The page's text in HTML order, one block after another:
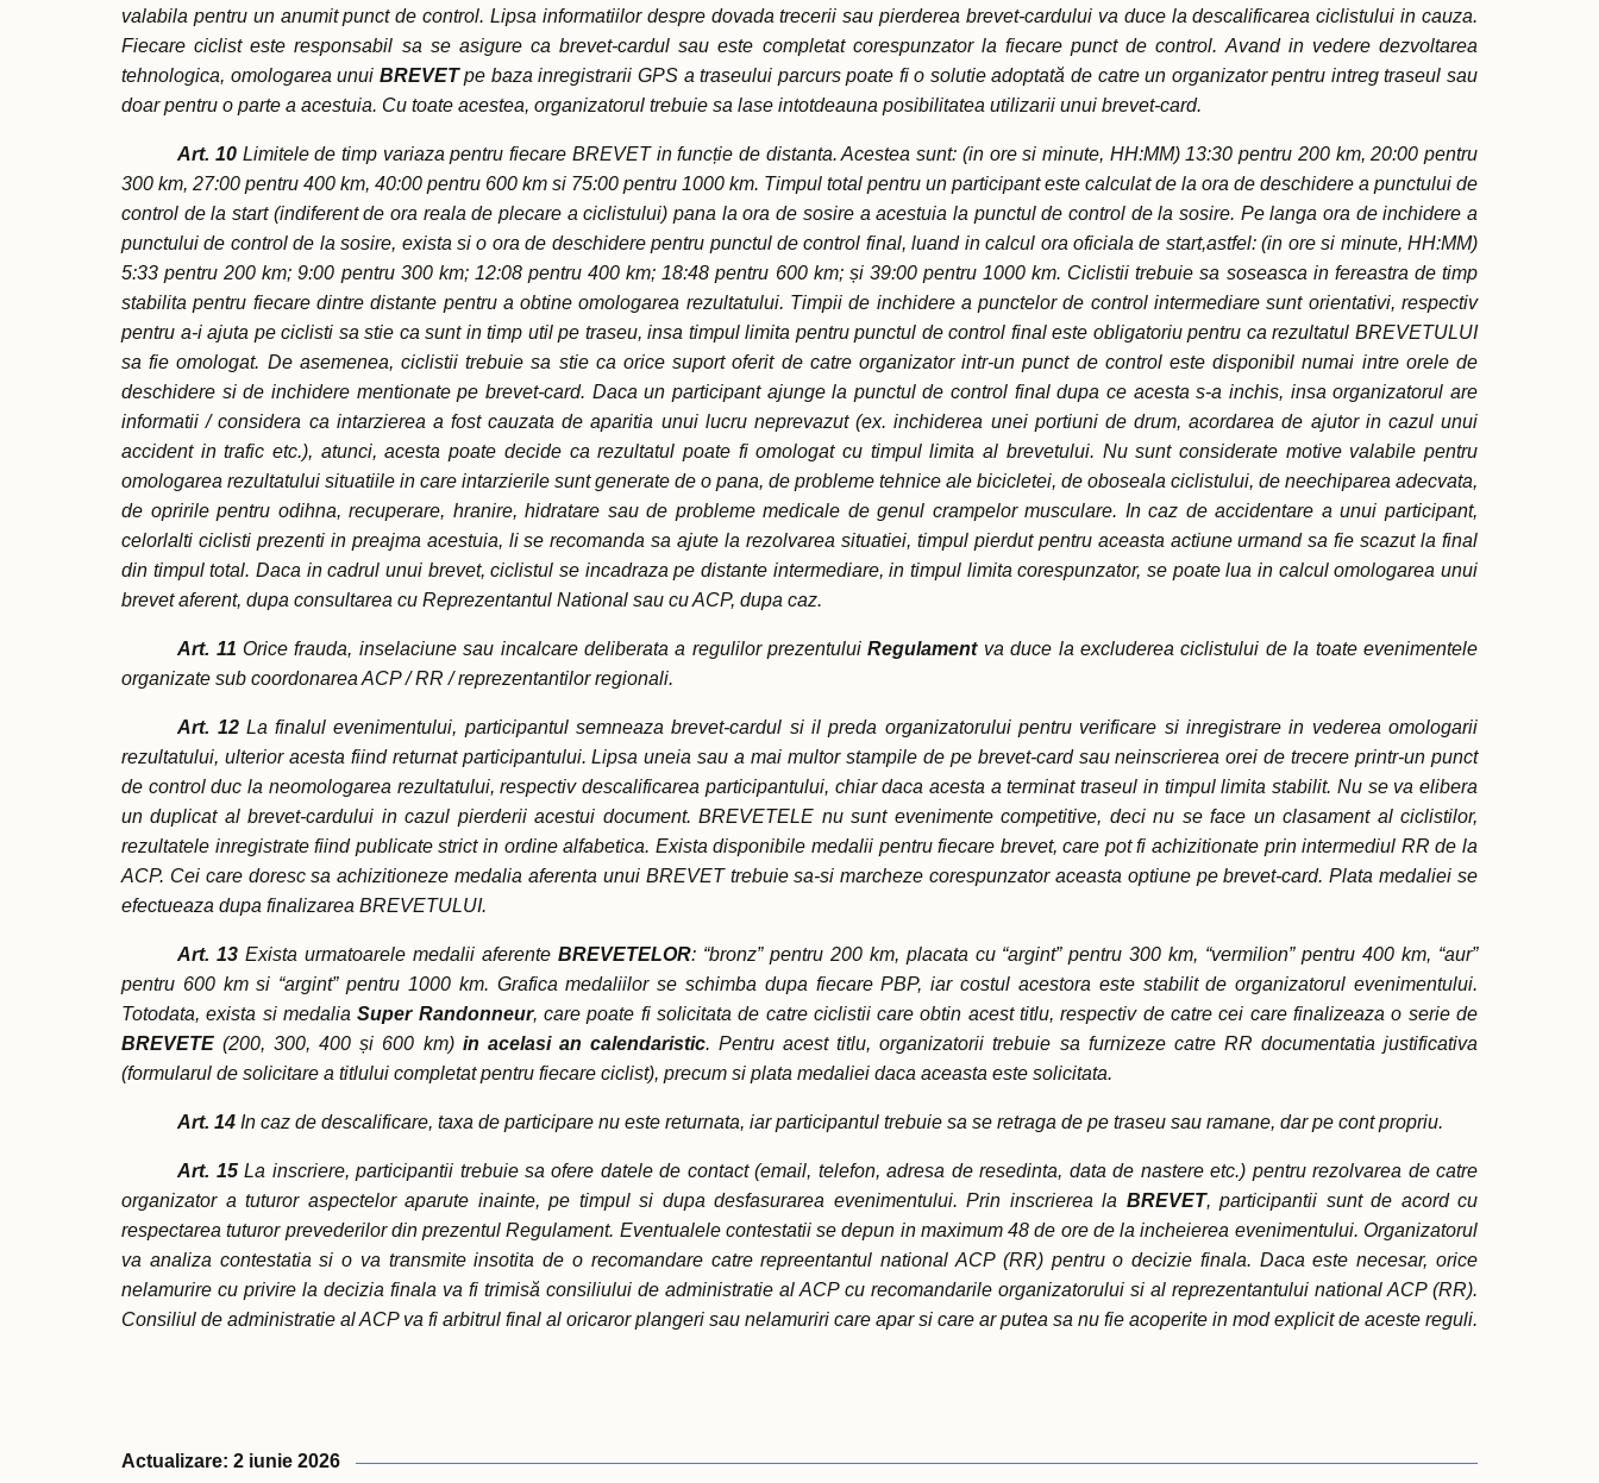
valabila pentru un anumit punct de control. Lipsa informatiilor despre dovada trecerii sau pierderea brevet-cardului va duce la descalificarea ciclistului in cauza.
Fiecare ciclist este responsabil sa se asigure ca brevet-cardul sau este completat corespunzator la fiecare punct de control. Avand in vedere dezvoltarea
tehnologica, omologarea unui BREVETpe baza inregistrarii GPS a traseului parcurs poate fi o solutie adoptată de catre un organizator pentru intreg traseul sau
doar pentru o parte a acestuia. Cu toate acestea, organizatorul trebuie sa lase intotdeauna posibilitatea utilizarii unui brevet-card.
Art. 10 Limitele de timp variaza pentru fiecare BREVET in funcție de distanta. Acestea sunt: (in ore si minute, HH:MM) 13:30 pentru 200 km, 20:00 pentru
300 km, 27:00 pentru 400 km, 40:00 pentru 600 km si 75:00 pentru 1000 km. Timpul total pentru un participant este calculat de la ora de deschidere a punctului de
control de la start (indiferent de ora reala de plecare a ciclistului) pana la ora de sosire a acestuia la punctul de control de la sosire. Pe langa ora de inchidere a
punctului de control de la sosire, exista si o ora de deschidere pentru punctul de control final, luand in calcul ora oficiala de start,astfel: (in ore si minute, HH:MM)
5:33 pentru 200 km; 9:00 pentru 300 km; 12:08 pentru 400 km; 18:48 pentru 600 km; și 39:00 pentru 1000 km. Ciclistii trebuie sa soseasca in fereastra de timp
stabilita pentru fiecare dintre distante pentru a obtine omologarea rezultatului. Timpii de inchidere a punctelor de control intermediare sunt orientativi, respectiv
pentru a-i ajuta pe ciclisti sa stie ca sunt in timp util pe traseu, insa timpul limita pentru punctul de control final este obligatoriu pentru ca rezultatul BREVETULUI
sa fie omologat. De asemenea, ciclistii trebuie sa stie ca orice suport oferit de catre organizator intr-un punct de control este disponibil numai intre orele de
deschidere si de inchidere mentionate pe brevet-card. Daca un participant ajunge la punctul de control final dupa ce acesta s-a inchis, insa organizatorul are
informatii / considera ca intarzierea a fost cauzata de aparitia unui lucru neprevazut (ex. inchiderea unei portiuni de drum, acordarea de ajutor in cazul unui
accident in trafic etc.), atunci, acesta poate decide ca rezultatul poate fi omologat cu timpul limita al brevetului. Nu sunt considerate motive valabile pentru
omologarea rezultatului situatiile in care intarzierile sunt generate de o pana, de probleme tehnice ale bicicletei, de oboseala ciclistului, de neechiparea adecvata,
de opririle pentru odihna, recuperare, hranire, hidratare sau de probleme medicale de genul crampelor musculare. In caz de accidentare a unui participant,
celorlalti ciclisti prezenti in preajma acestuia, li se recomanda sa ajute la rezolvarea situatiei, timpul pierdut pentru aceasta actiune urmand sa fie scazut la final
din timpul total. Daca in cadrul unui brevet, ciclistul se incadraza pe distante intermediare, in timpul limita corespunzator, se poate lua in calcul omologarea unui
brevet aferent, dupa consultarea cu Reprezentantul National sau cu ACP, dupa caz.
Art. 11 Orice frauda, inselaciune sau incalcare deliberata a regulilor prezentuluiRegulamentva duce la excluderea ciclistului de la toate evenimentele
organizate sub coordonarea ACP / RR / reprezentantilor regionali.
Art. 12La finalul evenimentului, participantul semneaza brevet-cardul si il preda organizatorului pentru verificare si inregistrare in vederea omologarii
rezultatului, ulterior acesta fiind returnat participantului. Lipsa uneia sau a mai multor stampile de pe brevet-card sau neinscrierea orei de trecere printr-un punct
de control duc la neomologarea rezultatului, respectiv descalificarea participantului, chiar daca acesta a terminat traseul in timpul limita stabilit. Nu se va elibera
un duplicat al brevet-cardului in cazul pierderii acestui document. BREVETELE nu sunt evenimente competitive, deci nu se face un clasament al ciclistilor,
rezultatele inregistrate fiind publicate strict in ordine alfabetica. Exista disponibile medalii pentru fiecare brevet, care pot fi achizitionate prin intermediul RR de la
ACP. Cei care doresc sa achizitioneze medalia aferenta unui BREVET trebuie sa-si marcheze corespunzator aceasta optiune pe brevet-card. Plata medaliei se
efectueaza dupa finalizarea BREVETULUI.
Art. 13Exista urmatoarele medalii aferente BREVETELOR: “bronz” pentru 200 km, placata cu “argint” pentru 300 km, “vermilion” pentru 400 km, “aur”
pentru 600 km si “argint” pentru 1000 km. Grafica medaliilor se schimba dupa fiecare PBP, iar costul acestora este stabilit de organizatorul evenimentului.
Totodata, exista si medaliaSuper Randonneur, care poate fi solicitata de catre ciclistii care obtin acest titlu, respectiv de catre cei care finalizeaza o serie de
BREVETE (200, 300, 400 și 600 km) in acelasi an calendaristic. Pentru acest titlu, organizatorii trebuie sa furnizeze catre RR documentatia justificativa
(formularul de solicitare a titlului completat pentru fiecare ciclist), precum si plata medaliei daca aceasta este solicitata.
Art. 14 In caz de descalificare, taxa de participare nu este returnata, iar participantul trebuie sa se retraga de pe traseu sau ramane, dar pe cont propriu.
Art. 15La inscriere, participantii trebuie sa ofere datele de contact (email, telefon, adresa de resedinta, data de nastere etc.) pentru rezolvarea de catre
organizator a tuturor aspectelor aparute inainte, pe timpul si dupa desfasurarea evenimentului. Prin inscrierea la BREVET, participantii sunt de acord cu
respectarea tuturor prevederilor din prezentul Regulament. Eventualele contestatii se depun in maximum 48 de ore de la incheierea evenimentului. Organizatorul
va analiza contestatia si o va transmite insotita de o recomandare catre repreentantul national ACP (RR) pentru o decizie finala. Daca este necesar, orice
nelamurire cu privire la decizia finala va fi trimisă consiliului de administratie al ACP cu recomandarile organizatorului si al reprezentantului national ACP (RR).
Consiliul de administratie al ACP va fi arbitrul final al oricaror plangeri sau nelamuriri care apar si care ar putea sa nu fie acoperite in mod explicit de aceste reguli.
Actualizare: 2 iunie 2026